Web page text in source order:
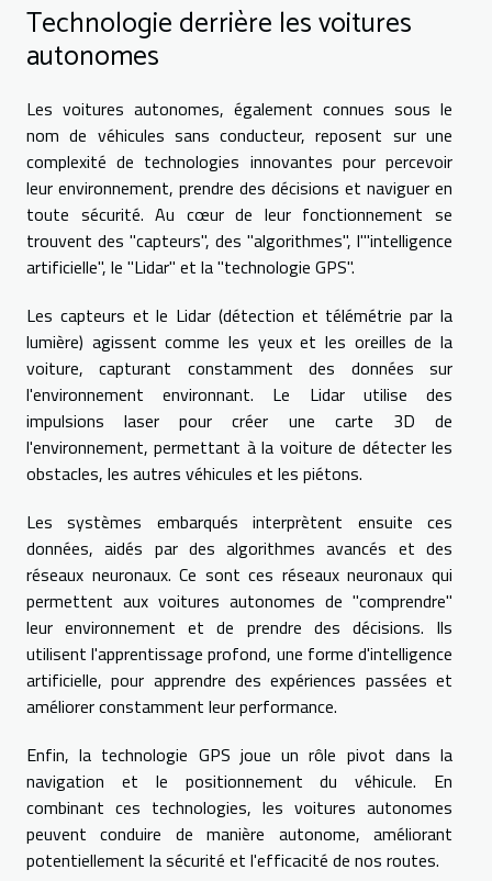
Technologie derrière les voitures
autonomes
Les voitures autonomes, également connues sous le
nom de véhicules sans conducteur, reposent sur une
complexité de technologies innovantes pour percevoir
leur environnement, prendre des décisions et naviguer en
toute sécurité. Au cœur de leur fonctionnement se
trouvent des "capteurs", des "algorithmes", l'"intelligence
artificielle", le "Lidar" et la "technologie GPS".
Les capteurs et le Lidar (détection et télémétrie par la
lumière) agissent comme les yeux et les oreilles de la
voiture, capturant constamment des données sur
l'environnement environnant. Le Lidar utilise des
impulsions laser pour créer une carte 3D de
l'environnement, permettant à la voiture de détecter les
obstacles, les autres véhicules et les piétons.
Les systèmes embarqués interprètent ensuite ces
données, aidés par des algorithmes avancés et des
réseaux neuronaux. Ce sont ces réseaux neuronaux qui
permettent aux voitures autonomes de "comprendre"
leur environnement et de prendre des décisions. Ils
utilisent l'apprentissage profond, une forme d'intelligence
artificielle, pour apprendre des expériences passées et
améliorer constamment leur performance.
Enfin, la technologie GPS joue un rôle pivot dans la
navigation et le positionnement du véhicule. En
combinant ces technologies, les voitures autonomes
peuvent conduire de manière autonome, améliorant
potentiellement la sécurité et l'efficacité de nos routes.